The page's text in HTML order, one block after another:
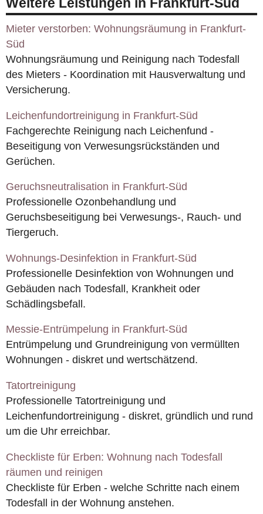
Mieter verstorben: Wohnungsräumung in Frankfurt-
Süd
Wohnungsräumung und Reinigung nach Todesfall
des Mieters - Koordination mit Hausverwaltung und
Versicherung.
Leichenfundortreinigung in Frankfurt-Süd
Fachgerechte Reinigung nach Leichenfund -
Beseitigung von Verwesungsrückständen und
Gerüchen.
Geruchsneutralisation in Frankfurt-Süd
Professionelle Ozonbehandlung und
Geruchsbeseitigung bei Verwesungs-, Rauch- und
Tiergeruch.
Wohnungs-Desinfektion in Frankfurt-Süd
Professionelle Desinfektion von Wohnungen und
Gebäuden nach Todesfall, Krankheit oder
Schädlingsbefall.
Messie-Entrümpelung in Frankfurt-Süd
Entrümpelung und Grundreinigung von vermüllten
Wohnungen - diskret und wertschätzend.
Tatortreinigung
Professionelle Tatortreinigung und
Leichenfundortreinigung - diskret, gründlich und rund
um die Uhr erreichbar.
Checkliste für Erben: Wohnung nach Todesfall
räumen und reinigen
Checkliste für Erben - welche Schritte nach einem
Todesfall in der Wohnung anstehen.